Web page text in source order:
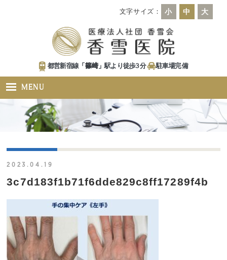
文字サイズ： 小 中 大
都営新宿線「篠崎」駅より徒歩3分 駐車場完備
MENU
2023.04.19
3c7d183f1b71f6dde829c8ff17289f4b